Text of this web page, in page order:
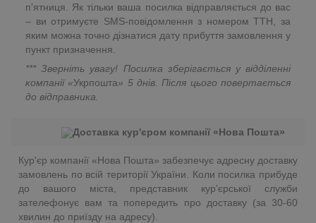
п'ятниця. Як тільки ваша посилка відправляється до вас
– ви отримуєте SMS-повідомлення з номером ТТН, за
яким можна точно дізнатися дату прибуття замовлення у
пункт призначення.
*** Зверніть увагу! Посилка зберігається у відділенні
компанії «Укрпошта» 5 днів. Після цього повертається
до відправника.
Доставка кур'єром компанії «Нова Пошта»
Кур'єр компанії «Нова Пошта» забезпечує адресну доставку
замовлень по всій території України. Коли посилка прибуде
до вашого міста, представник кур'єрської служби
зателефонує вам та попередить про доставку (за 30-60
хвилин до приїзду на адресу).